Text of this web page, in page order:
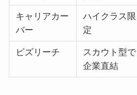
キャリアカー
バー
ハイクラス限
定
ビズリーチ
スカウト型で
企業直結